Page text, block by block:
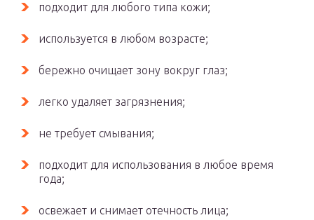
подходит для любого типа кожи;
используется в любом возрасте;
бережно очищает зону вокруг глаз;
легко удаляет загрязнения;
не требует смывания;
подходит для использования в любое время
года;
освежает и снимает отечность лица;